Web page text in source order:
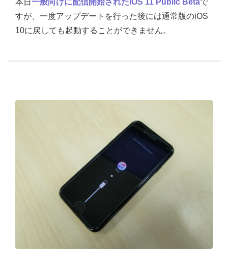
本日 一般向けに配信開始されたiOS 11 Public Betaで
すが、一度アップデートを行った後には通常版のiOS
10に戻しても起動することができません。